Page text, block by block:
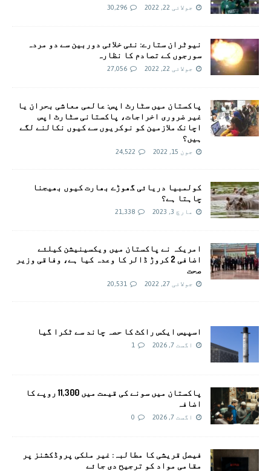
جولائی 22, 2022 30,296
نیوٹران ستارے: نئی خلائی دوربین سے دو مردہ
سورجوں کے تصادم کا نظارہ
جولائی 22, 2022 27,056
پاکستان میں سٹارٹ اپس: عالمی معاشی بحران یا
غیر ضروری اخراجات، پاکستانی سٹارٹ اپس
اچانک ملازمین کو نوکریوں سے کیوں نکالنے لگے
ہیں؟
جون 15, 2022 24,522
کولمبیا دریائی گھوڑے بھارت کیوں بھیجنا
چاہتا ہے؟
مارچ 3, 2023 21,338
امريکہ نے پاکستان میں ویکسینیشن کیلئے
اضافی 2 کروڑ ڈالر کا وعدہ کیا ہے، وفاقی وزیر
صحت
جولائی 27, 2022 20,531
اسپیس ایکس راکٹ کا حصہ چاند سے ٹکرا گیا
اگست 7, 2026 1
پاکستان میں سونے کی قیمت میں 11,300 روپے کا
اضافہ
اگست 7, 2026 0
فیصل قریشی کا مطالبہ: غیر ملکی پروڈکشنز پر
مقامی مواد کو ترجیح دی جائے